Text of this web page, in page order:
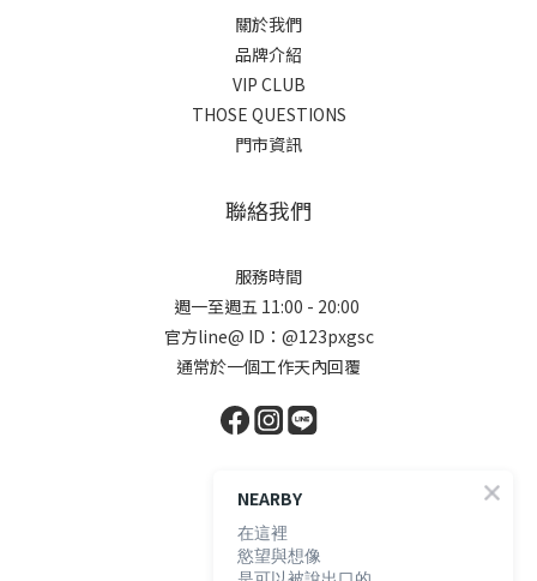
關於我們
品牌介紹
VIP CLUB
THOSE QUESTIONS
門市資訊
聯絡我們
服務時間
週一至週五 11:00 - 20:00
官方line@ ID：@123pxgsc
通常於一個工作天內回覆
顧客服務
購物須知
NEARBY
在這裡
慾望與想像